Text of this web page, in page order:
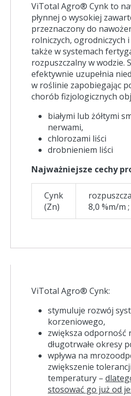
ViTotal Agro® Cynk to
płynnej o wysokiej
przeznaczony do
rolniczych, ogrodniczych
także w systemach
rozpuszczalny w wodzie.
efektywnie uzupełnia
w roślinie zapobiegając
chorób fizjologicznych
białymi lub żółtymi
nerwami,
chlorozami liści
drobnieniem liści
Najważniejsze cechy
Cynk
(Zn)
8,0 %m/m
ViTotal Agro® Cynk:
stymuluje rozwój
korzeniowego,
zwiększa odporność
długotrwałe okresy
wpływa na
zwiększenie
temperatury –
stosować go już od